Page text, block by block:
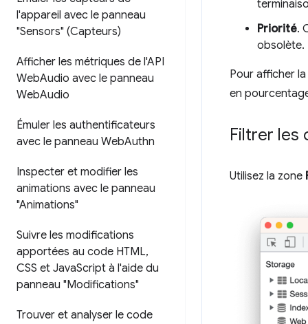
l'appareil avec le panneau
"Sensors" (Capteurs)
Afficher les métriques de l'API
WebAudio avec le panneau
WebAudio
Émuler les authentificateurs
avec le panneau WebAuthn
Inspecter et modifier les
animations avec le panneau
"Animations"
Suivre les modifications
apportées au code HTML,
CSS et JavaScript à l'aide du
panneau "Modifications"
Trouver et analyser le code
Priorité.
obsolète.
Pour afficher
en
Filtrer les
Utilisez la zone